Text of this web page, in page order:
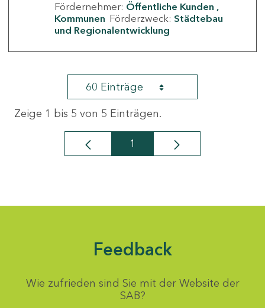
Fördernehmer: Öffentliche Kunden
Kommunen Förderzweck: Städtebau
und Regionalentwicklung
60 Einträge
Zeige 1 bis 5 von 5 Einträgen.
Seite
1
Feedback
Wie zufrieden sind Sie mit der Website der
SAB?